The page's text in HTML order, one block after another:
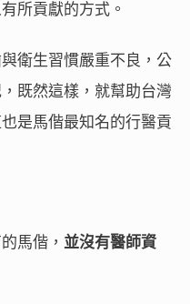
所貢獻的方式。
衛生習慣嚴重不良，公
既然這樣，就幫助台灣
是馬偕最知名的行醫貢
馬偕， 並沒有醫師資